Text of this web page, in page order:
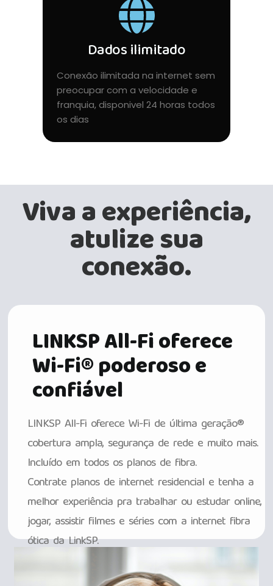
Dados ilimitado
Conexão ilimitada na internet sem
preocupar com a velocidade e
franquia, disponivel 24 horas todos
os dias
Viva a experiência,
atulize sua
conexão.
LINKSP All-Fi oferece
Wi-Fi® poderoso e
confiável
LINKSP All-Fi oferece Wi-Fi de última geração®
cobertura ampla, segurança de rede e muito mais.
Incluído em todos os planos de fibra.
Contrate planos de internet residencial e tenha a
melhor experiência pra trabalhar ou estudar online,
jogar, assistir filmes e séries com a internet fibra
ótica da LinkSP.